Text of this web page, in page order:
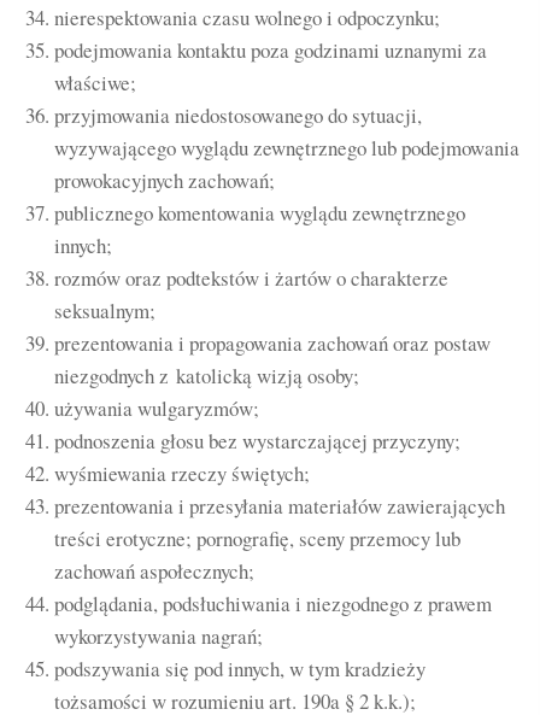
nierespektowania czasu wolnego i odpoczynku;
podejmowania kontaktu poza godzinami uznanymi za
właściwe;
przyjmowania niedostosowanego do sytuacji,
wyzywającego wyglądu zewnętrznego lub podejmowania
prowokacyjnych zachowań;
publicznego komentowania wyglądu zewnętrznego
innych;
rozmów oraz podtekstów i żartów o charakterze
seksualnym;
prezentowania i propagowania zachowań oraz postaw
niezgodnych z katolicką wizją osoby;
używania wulgaryzmów;
podnoszenia głosu bez wystarczającej przyczyny;
wyśmiewania rzeczy świętych;
prezentowania i przesyłania materiałów zawierających
treści erotyczne; pornografię, sceny przemocy lub
zachowań aspołecznych;
podglądania, podsłuchiwania i niezgodnego z prawem
wykorzystywania nagrań;
podszywania się pod innych, w tym kradzieży
tożsamości w rozumieniu art. 190a § 2 k.k.);